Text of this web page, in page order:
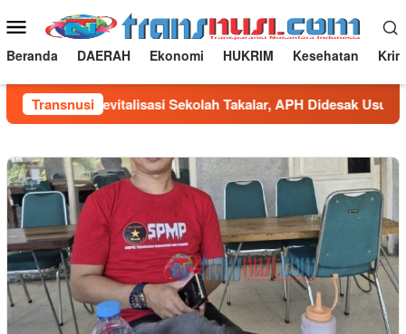
ke
konten
Menu
Mobile
Beranda DAERAH Ekonomi HUKRIM Kesehatan
Transnusi
Fee Revitalisasi Sekolah Takalar, APH Didesak Usut Tuntas